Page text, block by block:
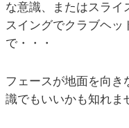
な意識、またはスライ
スイングでクラブヘッ
で・・・
フェースが地面を向き
識でもいいかも知れま